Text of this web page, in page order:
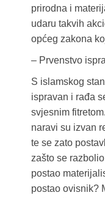
prirodna i
udaru takvih
općeg zakona
– Prvenstvo
S islamskog
ispravan i rađa
svjesnim
naravi su izvan
te se zato
zašto se
postao
postao ovisnik?